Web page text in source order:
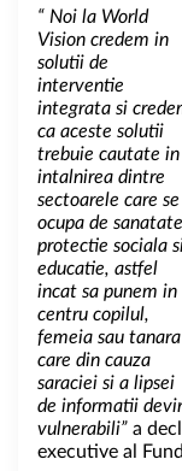
“ Noi la World
Vision credem in
solutii de
interventie
integrata si
ca aceste solutii
trebuie cautate in
intalnirea dintre
sectoarele care se
ocupa de
protectie sociala
educatie, astfel
incat sa punem in
centru copilul,
femeia sau tanara
care din cauza
saraciei si a lipsei
de informatii
vulnerabili” a
executive al